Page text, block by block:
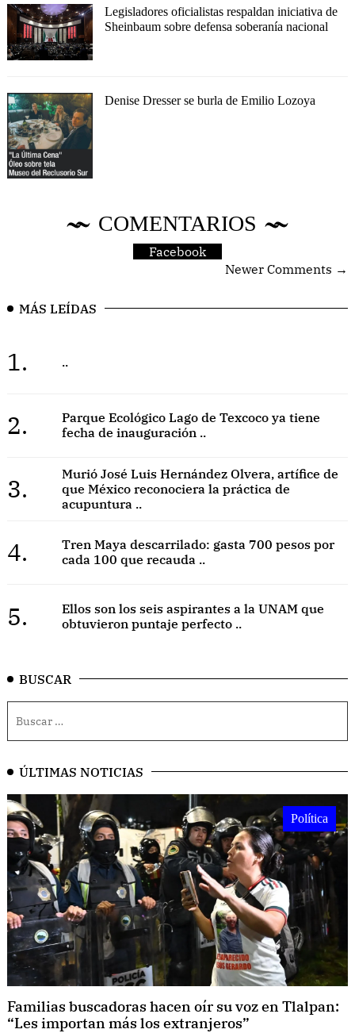
Legisladores oficialistas respaldan iniciativa de
Sheinbaum sobre defensa soberanía nacional
Denise Dresser se burla de Emilio Lozoya
COMENTARIOS
Facebook
Newer Comments →
MÁS LEÍDAS
1. ..
2.
Parque Ecológico Lago de Texcoco ya tiene
fecha de inauguración ..
3.
Murió José Luis Hernández Olvera, artífice de
que México reconociera la práctica de
acupuntura ..
4.
Tren Maya descarrilado: gasta 700 pesos por
cada 100 que recauda ..
5.
Ellos son los seis aspirantes a la UNAM que
obtuvieron puntaje perfecto ..
BUSCAR
ÚLTIMAS NOTICIAS
Política
Familias buscadoras hacen oír su voz en Tlalpan:
“Les importan más los extranjeros”